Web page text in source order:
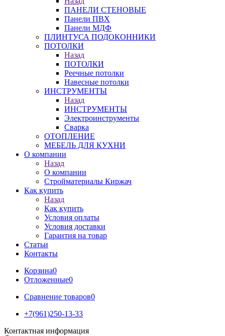
ПАНЕЛИ СТЕНОВЫЕ
Панели ПВХ
Панели МДФ
ПЛИНТУСА ПОДОКОННИКИ
ПОТОЛКИ
Назад
ПОТОЛКИ
Реечные потолки
Навесные потолки
ИНСТРУМЕНТЫ
Назад
ИНСТРУМЕНТЫ
Электроинструменты
Сварка
ОТОПЛЕНИЕ
МЕБЕЛЬ ДЛЯ КУХНИ
О компании
Назад
О компании
Стройматериалы Киржач
Как купить
Назад
Как купить
Условия оплаты
Условия доставки
Гарантия на товар
Статьи
Контакты
Корзина0
Отложенные0
Сравнение товаров0
+7(961)250-13-33
Контактная информация